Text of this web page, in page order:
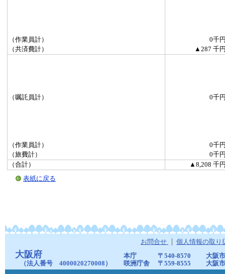
（作業員計）
0千
（共済費計）
▲287 千
（嘱託員計） 0千
（作業員計）
0千
（旅費計）
0千
（合計）
▲8,208 千
表紙に戻る
お問合せ 個人情報の取り
大阪府
（法人番号 4000020270008）
本庁 〒540-8570
大阪
咲洲庁舎
〒559-8555
大阪